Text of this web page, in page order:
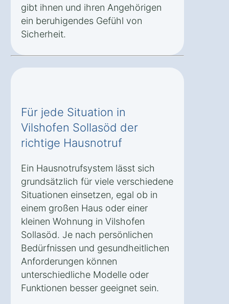
gibt ihnen und ihren Angehörigen
ein beruhigendes Gefühl von
Sicherheit.
Für jede Situation in
Vilshofen Sollasöd der
richtige Hausnotruf
Ein Hausnotrufsystem lässt sich
grundsätzlich für viele verschiedene
Situationen einsetzen, egal ob in
einem großen Haus oder einer
kleinen Wohnung in Vilshofen
Sollasöd. Je nach persönlichen
Bedürfnissen und gesundheitlichen
Anforderungen können
unterschiedliche Modelle oder
Funktionen besser geeignet sein.